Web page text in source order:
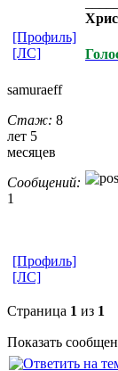
[Профиль]
[ЛС]
samuraeff
Стаж: 8
лет 5
месяцев
Сообщений:
1
[Профиль]
[ЛС]
Страница 1 из 1
Показать